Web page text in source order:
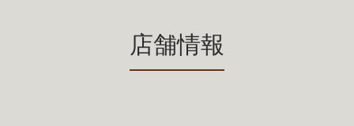
店舗情報